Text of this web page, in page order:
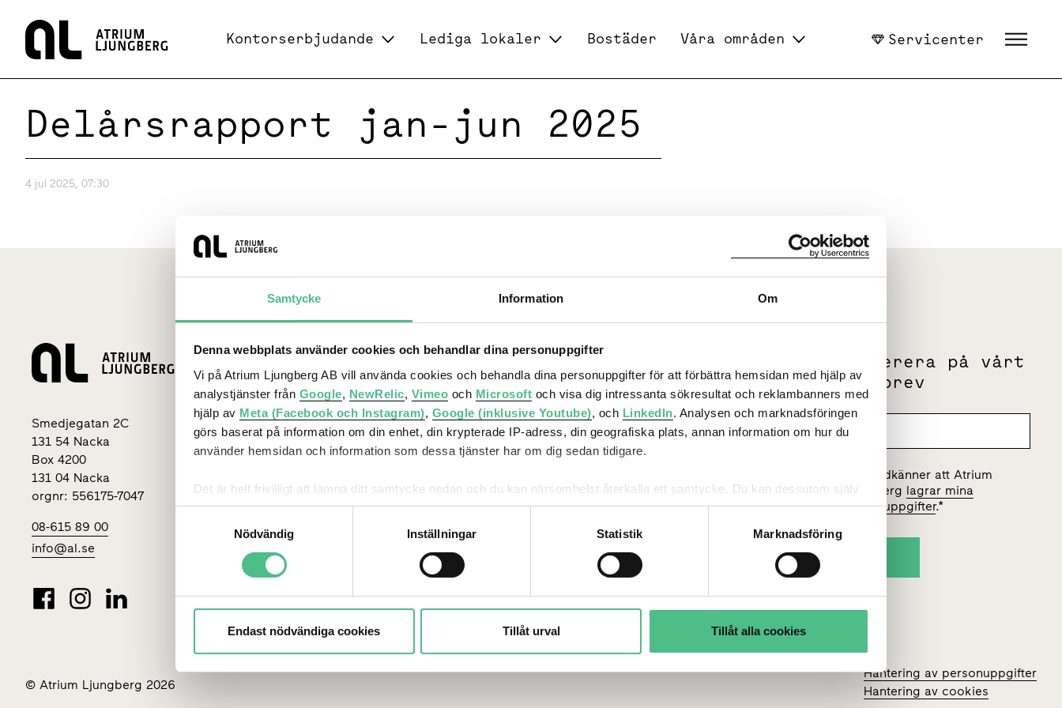
Samtycke Information Om
Denna webbplats använder cookies och behandlar dina personuppgifter
Vi på Atrium Ljungberg AB vill använda cookies och behandla dina personuppgifter för att förbättra hemsidan med hjälp av
analystjänster från Google, NewRelic, Vimeo och Microsoft och visa dig intressanta sökresultat och reklambanners med
hjälp av Meta (Facebook och Instagram), Google (inklusive Youtube), och LinkedIn. Analysen och marknadsföringen
görs baserat på information om din enhet, din krypterade IP-adress, din geografiska plats, annan information om hur du
använder hemsidan och information som dessa tjänster har om dig sedan tidigare.
Det är helt frivilligt att lämna ditt samtycke nedan och du kan närsomhelst återkalla ett samtycke. Du kan dessutom själv
kontrollera vilka cookies vi får använda genom att anpassa inställningarna.
Nödvändig
Inställningar Statistik Marknadsföring
Endast nödvändiga cookies Tillåt urval Tillåt alla cookies
Hem
Kontorserbjudande Lediga lokaler Bostäder Våra områden Servicenter
Delårsrapport jan-jun 2025
4 jul 2025, 07:30
Smedjegatan 2C
131 54 Nacka
Box 4200
131 04 Nacka
orgnr: 556175-7047
08-615 89 00
info@al.se
Lediga lokaler
Stockholm
Göteborg
Malmö
Uppsala
Vi utvecklar
städer
Stadsutveckling
Bostäder
Hållbarhet
Stadsinnovation
Ljungberg
Investerare
Press
Jobba hos oss
Servicenter
Kontakt
Prenumerera på vårt
nyhetsbrev
Jag godkänner att Atrium
Ljungberg lagrar mina
personuppgifter.*
© Atrium Ljungberg 2026
Hantering av personuppgifter
Hantering av cookies